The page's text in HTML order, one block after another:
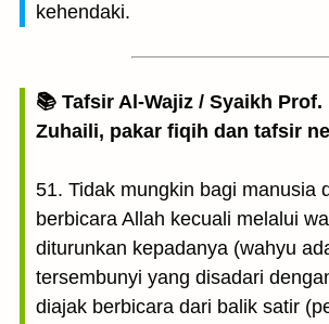
kehendaki.
📚 Tafsir Al-Wajiz / Syaikh Prof.
Zuhaili, pakar fiqih dan tafsir
51. Tidak mungkin bagi manusia
berbicara Allah kecuali melalui
diturunkan kepadanya (wahyu
tersembunyi yang disadari
diajak berbicara dari balik satir